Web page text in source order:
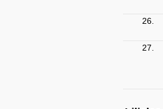
26.
27.